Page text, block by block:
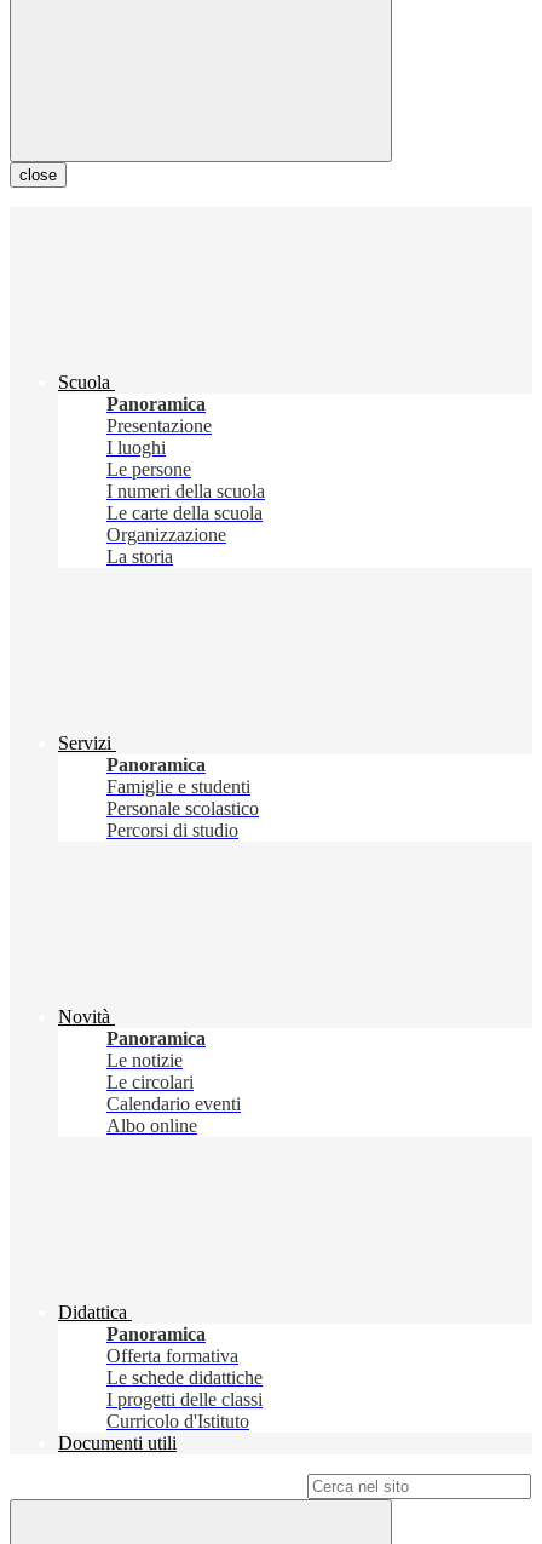
close
Scuola
Panoramica
Presentazione
I luoghi
Le persone
I numeri della scuola
Le carte della scuola
Organizzazione
La storia
Servizi
Panoramica
Famiglie e studenti
Personale scolastico
Percorsi di studio
Novità
Panoramica
Le notizie
Le circolari
Calendario eventi
Albo online
Didattica
Panoramica
Offerta formativa
Le schede didattiche
I progetti delle classi
Curricolo d'Istituto
Documenti utili